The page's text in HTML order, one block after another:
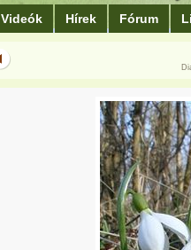
Videók Hírek Fórum